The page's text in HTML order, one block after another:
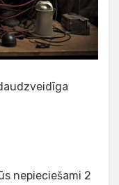
nepieciešami 2